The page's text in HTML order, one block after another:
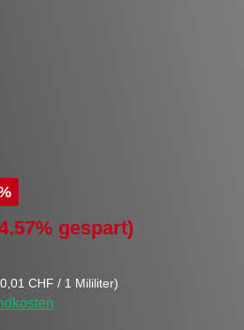
gespart)
CHF / 1 Mililiter)